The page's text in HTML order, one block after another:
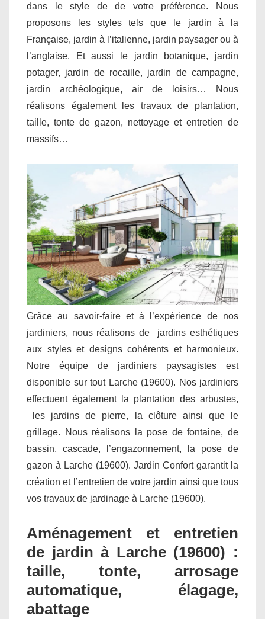
dans le style de de votre préférence. Nous
proposons les styles tels que le jardin à la
Française, jardin à l’italienne, jardin paysager ou à
l’anglaise. Et aussi le jardin botanique, jardin
potager, jardin de rocaille, jardin de campagne,
jardin archéologique, air de loisirs… Nous
réalisons également les travaux de plantation,
taille, tonte de gazon, nettoyage et entretien de
massifs…
Grâce au savoir-faire et à l’expérience de nos
jardiniers, nous réalisons de jardins esthétiques
aux styles et designs cohérents et harmonieux.
Notre équipe de jardiniers paysagistes est
disponible sur tout Larche (19600). Nos jardiniers
effectuent également la plantation des arbustes,
les jardins de pierre, la clôture ainsi que le
grillage. Nous réalisons la pose de fontaine, de
bassin, cascade, l’engazonnement, la pose de
gazon à Larche (19600). Jardin Confort garantit la
création et l’entretien de votre jardin ainsi que tous
vos travaux de jardinage à Larche (19600).
Aménagement et entretien
de jardin à Larche (19600) :
taille, tonte, arrosage
automatique, élagage,
abattage